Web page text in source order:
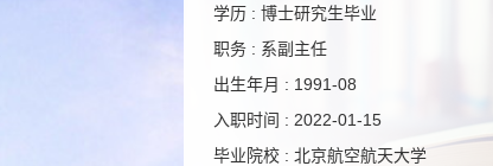
学历 : 博士研究生毕业
职务 : 系副主任
出生年月 : 1991-08
入职时间 : 2022-01-15
毕业院校 : 北京航空航天大学